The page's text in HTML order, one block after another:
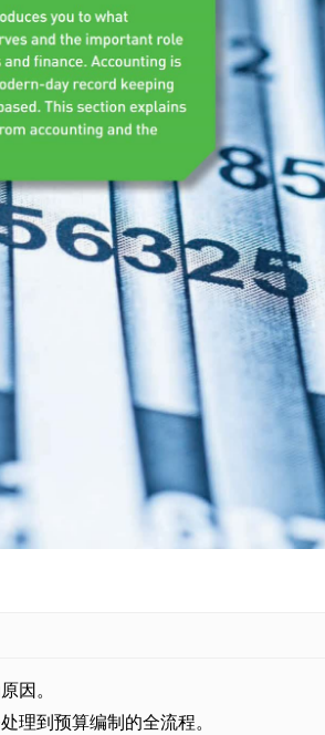
因。
理到预算编制的全流程。